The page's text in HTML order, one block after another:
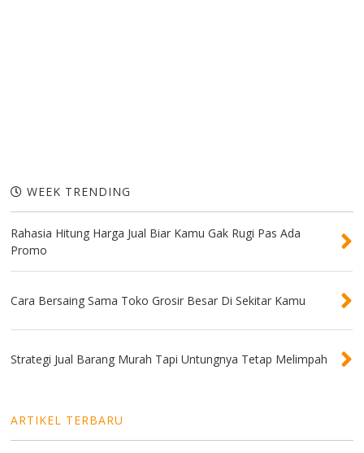
WEEK TRENDING
Rahasia Hitung Harga Jual Biar Kamu Gak Rugi Pas Ada
Promo
Cara Bersaing Sama Toko Grosir Besar Di Sekitar Kamu
Strategi Jual Barang Murah Tapi Untungnya Tetap Melimpah
ARTIKEL TERBARU